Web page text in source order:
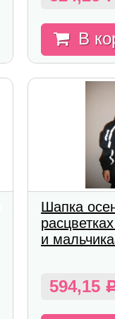
В
Шапка
и
594,15